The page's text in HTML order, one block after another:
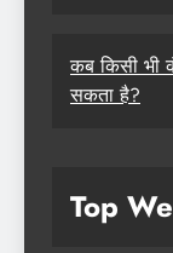
कब किसी भी
सकता है?
Top